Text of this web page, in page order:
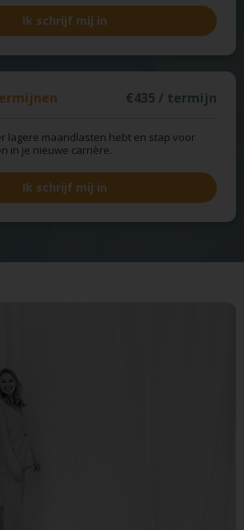
Ik schrijf mij in
€435 / termijn
lagere maandlasten hebt en stap voor
in je nieuwe carrière.
Ik schrijf mij in